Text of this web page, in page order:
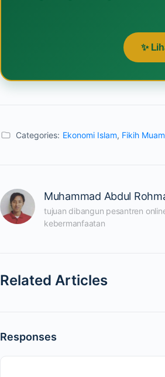
✨
Categories: Ekonomi Islam, Fikih
Muhammad Abdul
tujuan dibangun pesantren
kebermanfaatan
Related Articles
Responses